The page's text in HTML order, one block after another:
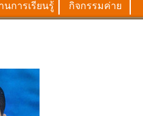
นการเรียนรู้ กิจกรรมค่าย